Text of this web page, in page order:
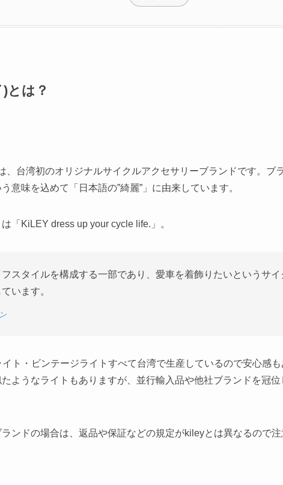
とは？
、台湾初のオリジナルサイクルアクセサリーブランドです。ブ
意味を込めて「日本語の”綺麗”」に由来しています。
「KiLEY dress up your cycle life.」。
スタイルを構成する一部であり、愛車を着飾りたいというサ
います。
ト・ビンテージライトすべて台湾で生産しているので安心感
ようなライトもありますが、並行輸入品や他社ブランドを冠
ンドの場合は、返品や保証などの規定がkileyとは異なるので